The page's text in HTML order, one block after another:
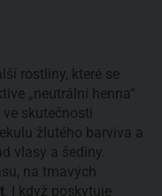
rostliny, které se
„neutrální henna“
ve skutečnosti
žlutého barviva a
vlasy a šediny.
na tmavých
. I když poskytuje